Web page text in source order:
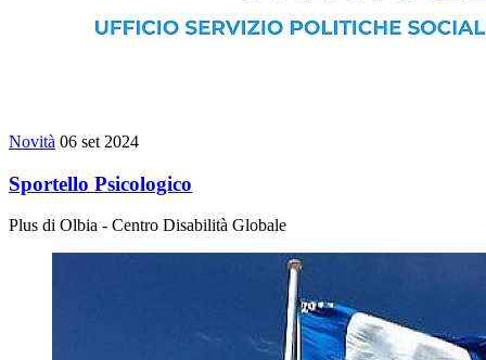
Novità 06 set 2024
Sportello Psicologico
Plus di Olbia - Centro Disabilità Globale